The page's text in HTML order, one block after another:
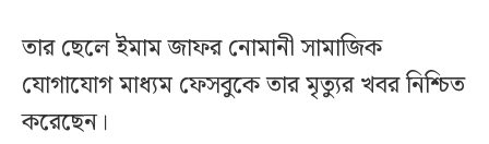
তার ছেলে ইমাম জাফর নোমানী সামাজিক
যোগাযোগ মাধ্যম ফেসবুকে তার মৃত্যুর খবর নিশ্চিত
করেছেন।